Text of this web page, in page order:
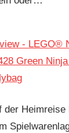
- LEGO®
Green
der Heimreise